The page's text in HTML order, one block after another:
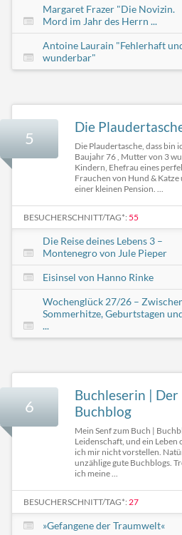
Margaret Frazer "Die Novizin.
Mord im Jahr des Herrn ...
Antoine Laurain "Fehlerhaft
wunderbar"
5
Die
Die Plaudertasche, dass bin
Baujahr 76 , Mutter von 3
Kindern, Ehefrau eines
Frauchen von Hund &
einer kleinen Pension. ...
BESUCHERSCHNITT/TAG*: 55
Die Reise deines Lebens 3 –
Montenegro von Jule Pieper
Eisinsel von Hanno Rinke
Wochenglück 27/26 –
Sommerhitze, Geburtstagen
...
6
Buchleserin | Der
Buchblog
Mein Senf zum Buch |
Leidenschaft, und ein Leben
ich mir nicht vorstellen.
unzählige gute Buchblogs.
ich meine ...
BESUCHERSCHNITT/TAG*: 27
»Gefangene der Traumwelt«